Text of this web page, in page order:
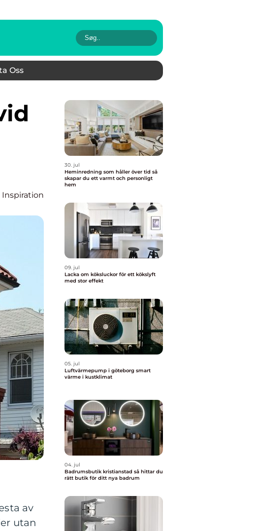
Oss
Inspiration
av
utan
30. jul
Heminredning som håller över tid så
skapar du ett varmt och personligt
hem
09. jul
Lacka om köksluckor för ett kökslyft
med stor effekt
05. jul
Luftvärmepump i göteborg smart
värme i kustklimat
04. jul
Badrumsbutik kristianstad så hittar du
rätt butik för ditt nya badrum